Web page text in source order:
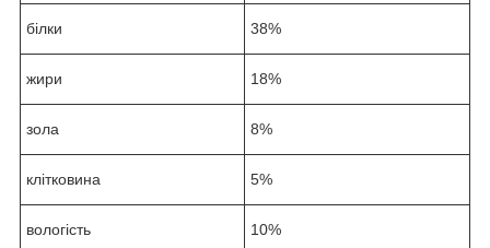
білки 38%
жири 18%
зола 8%
клітковина 5%
вологість 10%